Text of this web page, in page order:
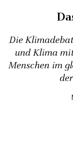
Die
und Klima
Menschen im